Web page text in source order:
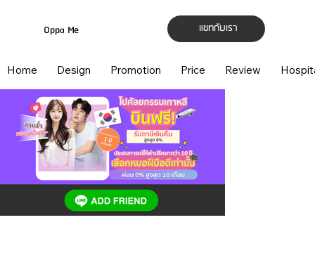
แชทกับเรา
Oppa Me
Home Design Promotion Price Review